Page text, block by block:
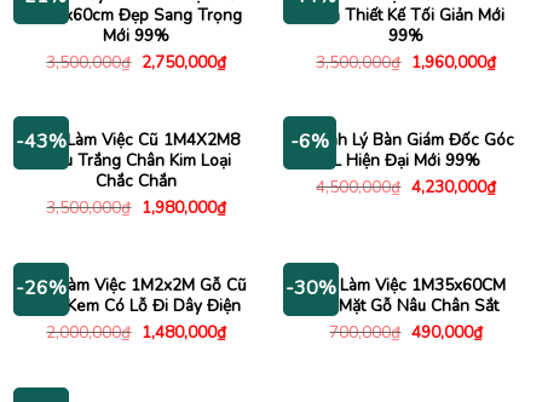
1m2x60cm Đẹp Sang Trọng
Mới 99%
3,500,000₫ Giá
gốc
2,750,000₫Giá
hiện
2,750,000₫.
Đen Thiết Kế Tối Giản Mới
99%
3,500,000₫ Giá
gốc
1,960,000₫Giá
hiện
-43%
Bàn Làm Việc Cũ 1M4X2M8
Màu Trắng Chân Kim Loại
Chắc Chắn
3,500,000₫ Giá
gốc
1,980,000₫Giá
hiện
1,980,000₫.
-6%
Thanh Lý Bàn Giám Đốc Góc
L Hiện Đại Mới 99%
4,500,000₫ Giá
gốc
4,230,000₫Giá
hiện
-26%
Bàn Làm Việc 1M2x2M Gỗ Cũ
Màu Kem Có Lỗ Đi Dây Điện
2,000,000₫ Giá
gốc
1,480,000₫Giá
hiện
-30%
Bàn Làm Việc 1M35x60CM
Cũ Mặt Gỗ Nâu Chân Sắt
700,000₫ Giá
490,000₫Giá
hiện